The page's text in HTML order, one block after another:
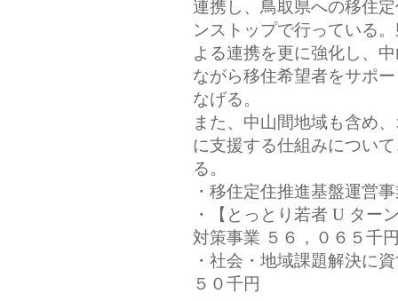
連携し、鳥取県への移住
ンストップで行っている
よる連携を更に強化し、
ながら移住希望者をサポ
なげる。
また、中山間地域も含め
に支援する仕組みについ
る。
・移住定住推進基盤運営
・【とっとり若者 U ター
対策事業 ５６，０６５千
・社会・地域課題解決に
５０千円